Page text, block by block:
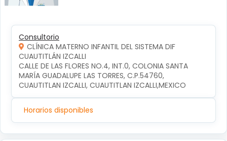
Consultorio
CLÍNICA MATERNO INFANTIL DEL SISTEMA DIF
CUAUTITLÁN IZCALLI
CALLE DE LAS FLORES NO.4, INT.0, COLONIA SANTA
MARÍA GUADALUPE LAS TORRES, C.P.54760,
CUAUTITLAN IZCALLI, CUAUTITLAN IZCALLI,MEXICO
Horarios disponibles